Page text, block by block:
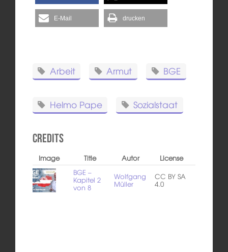
E-Mail drucken
Arbeit Armut BGE
Helmo Pape Sozialstaat
Credits
Image Title Autor
License
BGE –
Kapitel 2
von 8
Wolfgang
Müller
CC BY SA
4.0